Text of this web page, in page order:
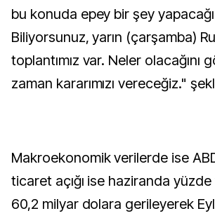
bu konuda epey bir şey
Biliyorsunuz, yarın (çarşamba)
toplantımız var. Neler olacağını
zaman kararımızı vereceğiz."
Makroekonomik verilerde ise
ticaret açığı ise haziranda yüzde
60,2 milyar dolara gerileyerek